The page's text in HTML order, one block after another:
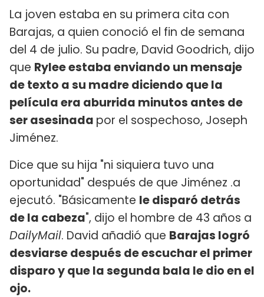
La joven estaba en su primera cita con
Barajas, a quien conoció el fin de semana
del 4 de julio. Su padre, David Goodrich, dijo
que Rylee estaba enviando un mensaje
de texto a su madre diciendo que la
película era aburrida minutos antes de
ser asesinada por el sospechoso, Joseph
Jiménez.
Dice que su hija "ni siquiera tuvo una
oportunidad" después de que Jiménez .a
ejecutó. "Básicamente le disparó detrás
de la cabeza", dijo el hombre de 43 años a
DailyMail. David añadió que Barajas logró
desviarse después de escuchar el primer
disparo y que la segunda bala le dio en el
ojo.